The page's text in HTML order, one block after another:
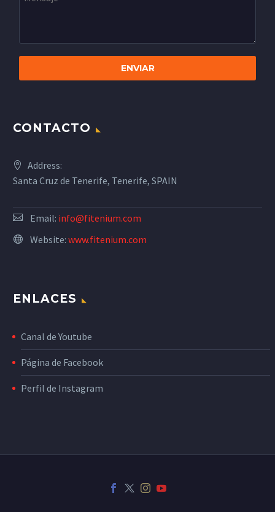
CONTACTO
Address:
Santa Cruz de Tenerife, Tenerife, SPAIN
Email: info@fitenium.com
Website: www.fitenium.com
ENLACES
Canal de Youtube
Página de Facebook
Perfil de Instagram